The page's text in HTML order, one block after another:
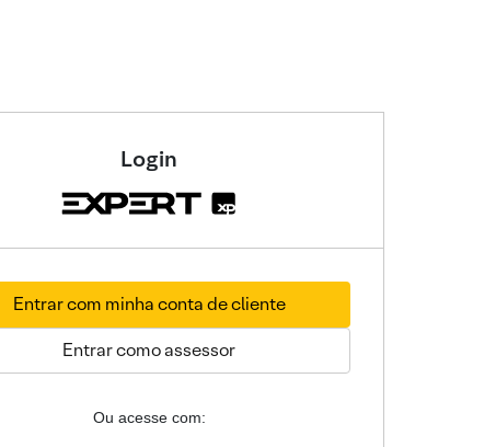
Login
Entrar com minha conta de cliente
Entrar como assessor
Ou acesse com: